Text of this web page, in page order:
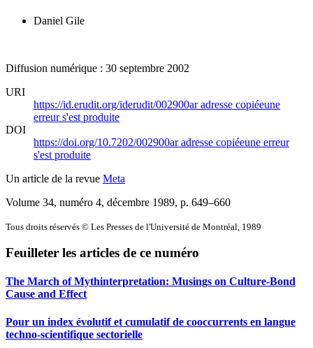
Daniel Gile
Diffusion numérique : 30 septembre 2002
URI
https://id.erudit.org/iderudit/002900aradresse copiéeune
erreur s'est produite
DOI
https://doi.org/10.7202/002900aradresse copiéeune erreur
s'est produite
Un article de la revue Meta
Volume 34, numéro 4, décembre 1989, p. 649–660
Tous droits réservés © Les Presses de l'Université de Montréal, 1989
Feuilleter les articles de ce numéro
The March of Mythinterpretation: Musings on Culture-Bond
Cause and Effect
Pour un index évolutif et cumulatif de cooccurrents en langue
techno-scientifique sectorielle